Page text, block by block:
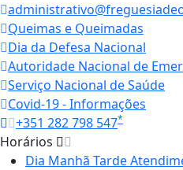
Queimas e Queimadas
Dia da Defesa Nacional
Autoridade Nacional de
Serviço Nacional de Saúde
Covid-19 - Informações
+351 282 798 547*
Horários
Dia Manhã Tarde